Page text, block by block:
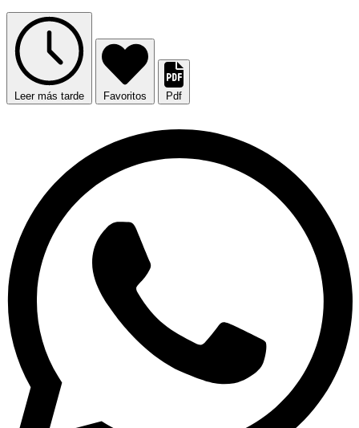
Leer más tarde Favoritos Pdf